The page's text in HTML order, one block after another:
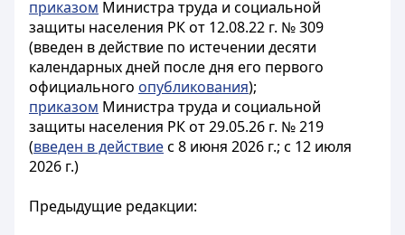
приказом Министра труда и социальной
защиты населения РКот 12.08.22 г. № 309
(введен в действие по истечении десяти
календарных дней после дня его первого
официального опубликования);
приказом Министра труда и социальной
защиты населения РК от 29.05.26 г. № 219
(введен в действиес 8 июня 2026 г.; с 12 июля
2026 г.)
Предыдущие редакции: